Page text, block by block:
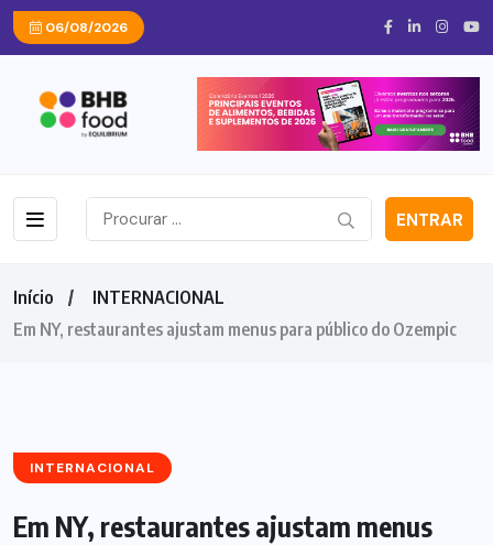
06/08/2026
ENTRAR
Início
INTERNACIONAL
Em NY, restaurantes ajustam menus para público do Ozempic
INTERNACIONAL
Em NY, restaurantes ajustam menus